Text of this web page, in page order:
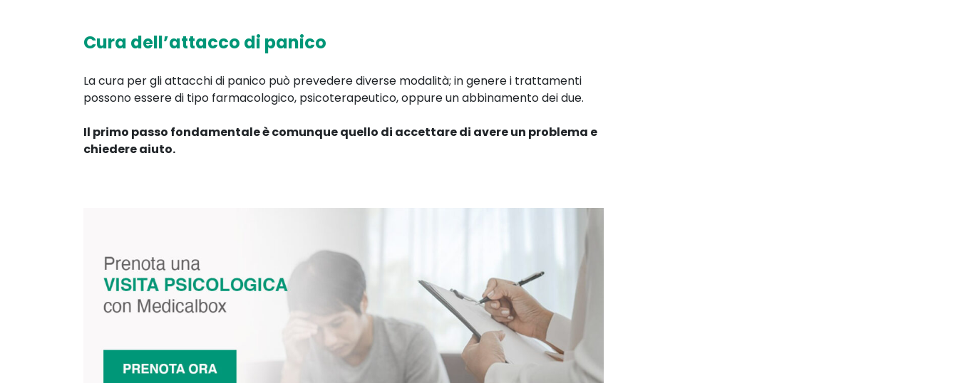
Cura dell’attacco di panico
La cura per gli attacchi di panico può prevedere diverse modalità; in genere i trattamenti
possono essere di tipo farmacologico, psicoterapeutico, oppure un abbinamento dei due.
Il primo passo fondamentale è comunque quello di accettare di avere un problema e
chiedere aiuto.